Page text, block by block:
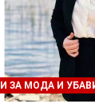
ЗА МОДА И